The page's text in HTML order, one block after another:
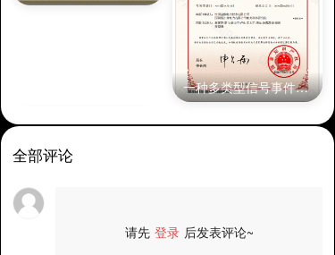
一种多类型信号事件记录仪
全部评论
请先 登录 后发表评论~